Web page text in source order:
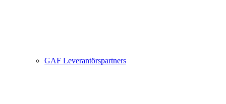
GAF Leverantörspartners